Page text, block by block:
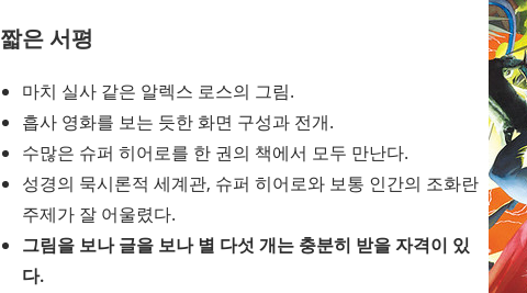
짧은 서평
마치 실사 같은 알렉스 로스의 그림.
흡사 영화를 보는 듯한 화면 구성과 전개.
수많은 슈퍼 히어로를 한 권의 책에서 모두 만난다.
성경의 묵시론적 세계관, 슈퍼 히어로와 보통 인간의 조화란
주제가 잘 어울렸다.
그림을 보나 글을 보나 별 다섯 개는 충분히 받을 자격이 있
다.